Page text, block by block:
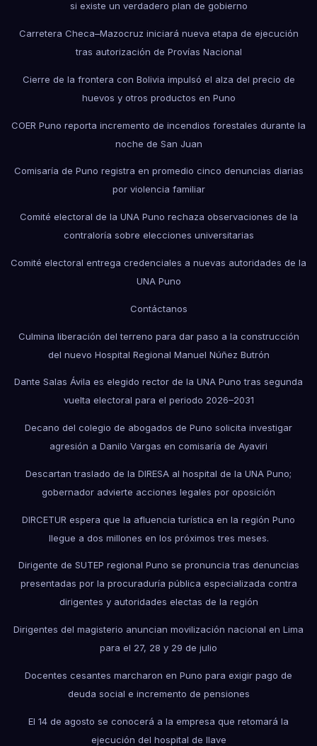
si existe un verdadero plan de gobierno
Carretera Checa–Mazocruz iniciará nueva etapa de ejecución
tras autorización de Provías Nacional
Cierre de la frontera con Bolivia impulsó el alza del precio de
huevos y otros productos en Puno
COER Puno reporta incremento de incendios forestales durante la
noche de San Juan
Comisaría de Puno registra en promedio cinco denuncias diarias
por violencia familiar
Comité electoral de la UNA Puno rechaza observaciones de la
contraloría sobre elecciones universitarias
Comité electoral entrega credenciales a nuevas autoridades de la
UNA Puno
Contáctanos
Culmina liberación del terreno para dar paso a la construcción
del nuevo Hospital Regional Manuel Núñez Butrón
Dante Salas Ávila es elegido rector de la UNA Puno tras segunda
vuelta electoral para el periodo 2026–2031
Decano del colegio de abogados de Puno solicita investigar
agresión a Danilo Vargas en comisaría de Ayaviri
Descartan traslado de la DIRESA al hospital de la UNA Puno;
gobernador advierte acciones legales por oposición
DIRCETUR espera que la afluencia turística en la región Puno
llegue a dos millones en los próximos tres meses.
Dirigente de SUTEP regional Puno se pronuncia tras denuncias
presentadas por la procuraduría pública especializada contra
dirigentes y autoridades electas de la región
Dirigentes del magisterio anuncian movilización nacional en Lima
para el 27, 28 y 29 de julio
Docentes cesantes marcharon en Puno para exigir pago de
deuda social e incremento de pensiones
El 14 de agosto se conocerá a la empresa que retomará la
ejecución del hospital de Ilave